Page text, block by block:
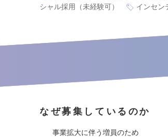
シャル採用（未経験可）
インセン
なぜ募集しているのか
事業拡大に伴う増員のため